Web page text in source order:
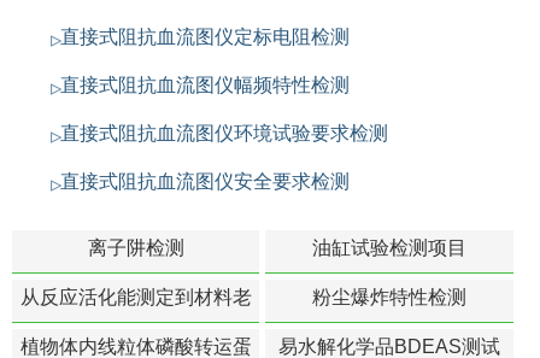
直接式阻抗血流图仪定标电阻检测
直接式阻抗血流图仪幅频特性检测
直接式阻抗血流图仪环境试验要求检测
直接式阻抗血流图仪安全要求检测
离子阱检测 油缸试验检测项目
从反应活化能测定到材料老
化寿命预测的经典模型
粉尘爆炸特性检测
植物体内线粒体磷酸转运蛋
易水解化学品BDEAS测试